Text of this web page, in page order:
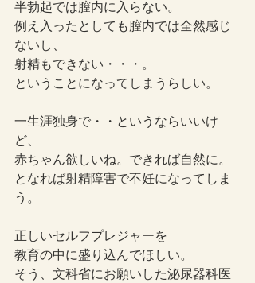
半勃起では膣内に入らない。
例え入ったとしても膣内では全然感じ
ないし、
射精もできない・・・。
ということになってしまうらしい。
一生涯独身で・・というならいいけ
ど、
赤ちゃん欲しいね。できれば自然に。
となれば射精障害で不妊になってしま
う。
正しいセルフプレジャーを
教育の中に盛り込んでほしい。
そう、文科省にお願いした泌尿器科医